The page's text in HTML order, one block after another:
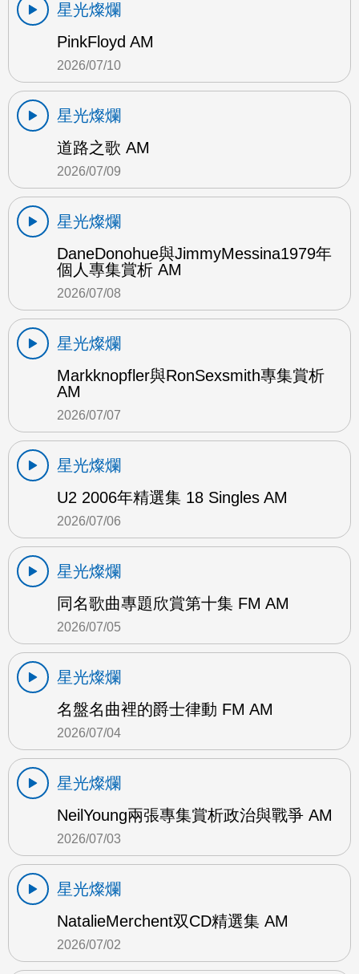
星光燦爛
PinkFloyd AM
2026/07/10
星光燦爛
道路之歌 AM
2026/07/09
星光燦爛
DaneDonohue與JimmyMessina1979年
個人專集賞析 AM
2026/07/08
星光燦爛
Markknopfler與RonSexsmith專集賞析
AM
2026/07/07
星光燦爛
U2 2006年精選集 18 Singles AM
2026/07/06
星光燦爛
同名歌曲專題欣賞第十集 FM AM
2026/07/05
星光燦爛
名盤名曲裡的爵士律動 FM AM
2026/07/04
星光燦爛
NeilYoung兩張專集賞析政治與戰爭 AM
2026/07/03
星光燦爛
NatalieMerchent双CD精選集 AM
2026/07/02